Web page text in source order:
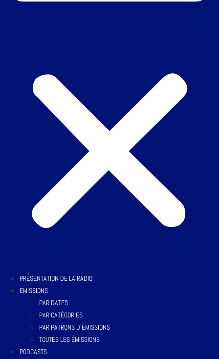
PRÉSENTATION DE LA RADIO
EMISSIONS
PAR DATES
PAR CATÉGORIES
PAR PATRONS D’ÉMISSIONS
TOUTES LES ÉMISSIONS
PODCASTS